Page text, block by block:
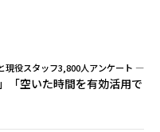
現役スタッフ3,800人アンケート ―
「空いた時間を有効活用で